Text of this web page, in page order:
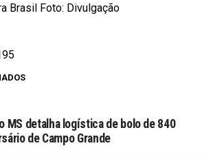
Brasil Foto: Divulgação
MS detalha logística de bolo de 840
de Campo Grande